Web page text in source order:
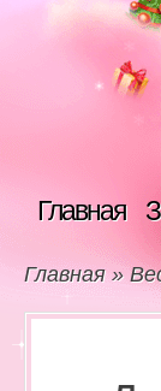
Главная
Главная »